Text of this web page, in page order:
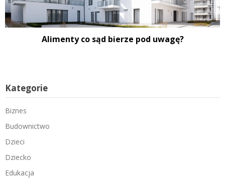
Alimenty co sąd bierze pod uwagę?
Kategorie
Biznes
Budownictwo
Dzieci
Dziecko
Edukacja